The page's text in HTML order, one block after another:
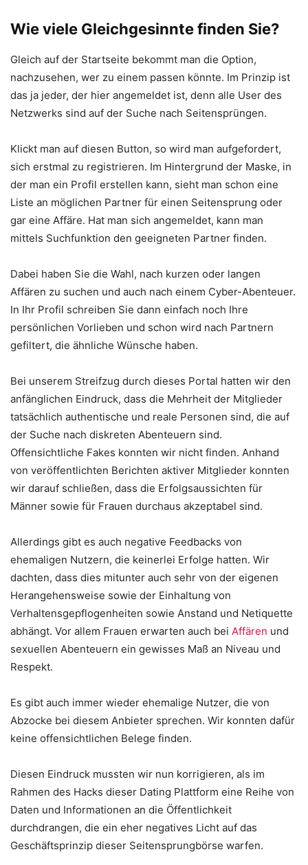
Wie viele Gleichgesinnte finden Sie?
Gleich auf der Startseite bekommt man die Option,
nachzusehen, wer zu einem passen könnte. Im Prinzip ist
das ja jeder, der hier angemeldet ist, denn alle User des
Netzwerks sind auf der Suche nach Seitensprüngen.
Klickt man auf diesen Button, so wird man aufgefordert,
sich erstmal zu registrieren. Im Hintergrund der Maske, in
der man ein Profil erstellen kann, sieht man schon eine
Liste an möglichen Partner für einen Seitensprung oder
gar eine Affäre. Hat man sich angemeldet, kann man
mittels Suchfunktion den geeigneten Partner finden.
Dabei haben Sie die Wahl, nach kurzen oder langen
Affären zu suchen und auch nach einem Cyber-Abenteuer.
In Ihr Profil schreiben Sie dann einfach noch Ihre
persönlichen Vorlieben und schon wird nach Partnern
gefiltert, die ähnliche Wünsche haben.
Bei unserem Streifzug durch dieses Portal hatten wir den
anfänglichen Eindruck, dass die Mehrheit der Mitglieder
tatsächlich authentische und reale Personen sind, die auf
der Suche nach diskreten Abenteuern sind.
Offensichtliche Fakes konnten wir nicht finden. Anhand
von veröffentlichten Berichten aktiver Mitglieder konnten
wir darauf schließen, dass die Erfolgsaussichten für
Männer sowie für Frauen durchaus akzeptabel sind.
Allerdings gibt es auch negative Feedbacks von
ehemaligen Nutzern, die keinerlei Erfolge hatten. Wir
dachten, dass dies mitunter auch sehr von der eigenen
Herangehensweise sowie der Einhaltung von
Verhaltensgepflogenheiten sowie Anstand und Netiquette
abhängt. Vor allem Frauen erwarten auch bei Affären und
sexuellen Abenteuern ein gewisses Maß an Niveau und
Respekt.
Es gibt auch immer wieder ehemalige Nutzer, die von
Abzocke bei diesem Anbieter sprechen. Wir konnten dafür
keine offensichtlichen Belege finden.
Diesen Eindruck mussten wir nun korrigieren, als im
Rahmen des Hacks dieser Dating Plattform eine Reihe von
Daten und Informationen an die Öffentlichkeit
durchdrangen, die ein eher negatives Licht auf das
Geschäftsprinzip dieser Seitensprungbörse warfen.